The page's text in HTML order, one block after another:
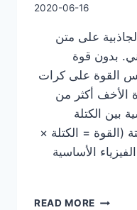
2020-06-16
على متن
بدون قوة
القوة على كرات
الأخف أكثر من
بين الكتلة
(القوة = الكتلة ×
الأساسية
READ MORE التحقق